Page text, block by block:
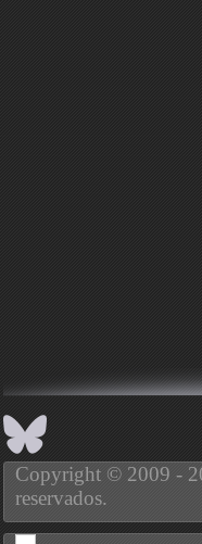
Copyright © 2009 -
reservados.